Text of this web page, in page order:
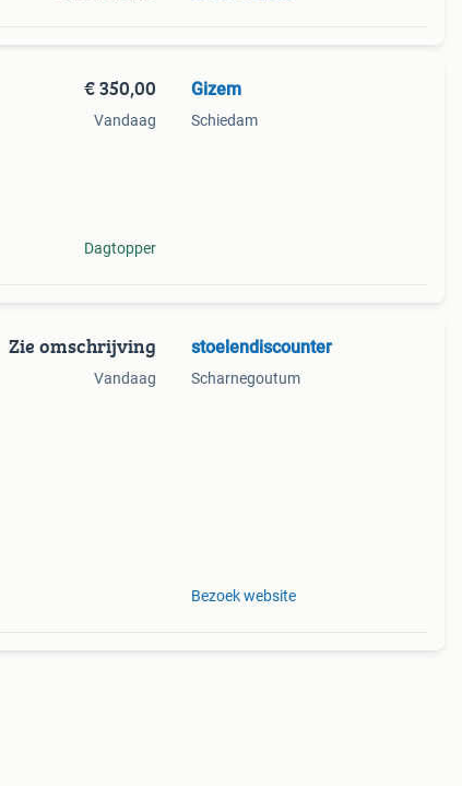
€ 350,00
Vandaag
Dagtopper
Gizem
Schiedam
Zie omschrijving
Vandaag
stoelendiscounter
Scharnegoutum
Bezoek website